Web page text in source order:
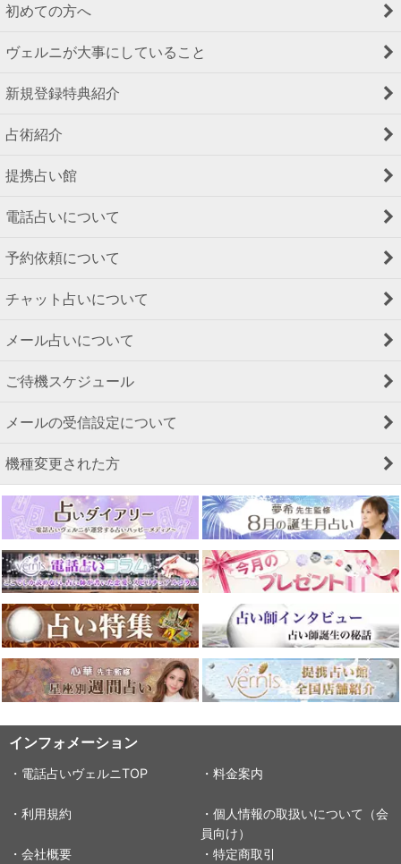
初めての方へ
ヴェルニが大事にしていること
新規登録特典紹介
占術紹介
提携占い館
電話占いについて
予約依頼について
チャット占いについて
メール占いについて
ご待機スケジュール
メールの受信設定について
機種変更された方
インフォメーション
・電話占いヴェルニTOP ・料金案内
・利用規約
・個人情報の取扱いについて（会
員向け）
・会社概要
・特定商取引